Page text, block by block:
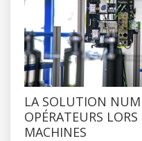
LA SOLUTION
OPÉRATEURS
MACHINES